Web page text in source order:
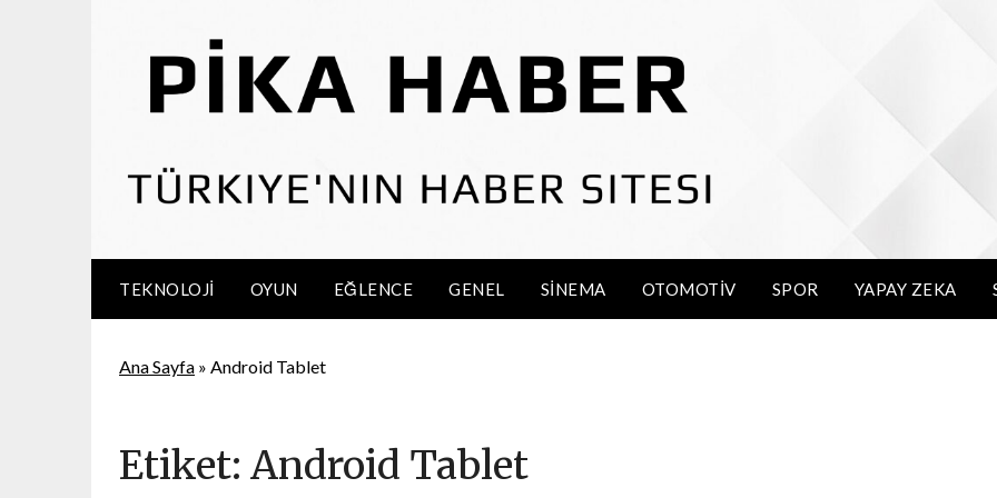
TEKNOLOJI OYUN EĞLENCE GENEL SINEMA OTOMOTIV SPOR YAPAY ZEKA
Ana Sayfa » Android Tablet
Etiket: Android Tablet